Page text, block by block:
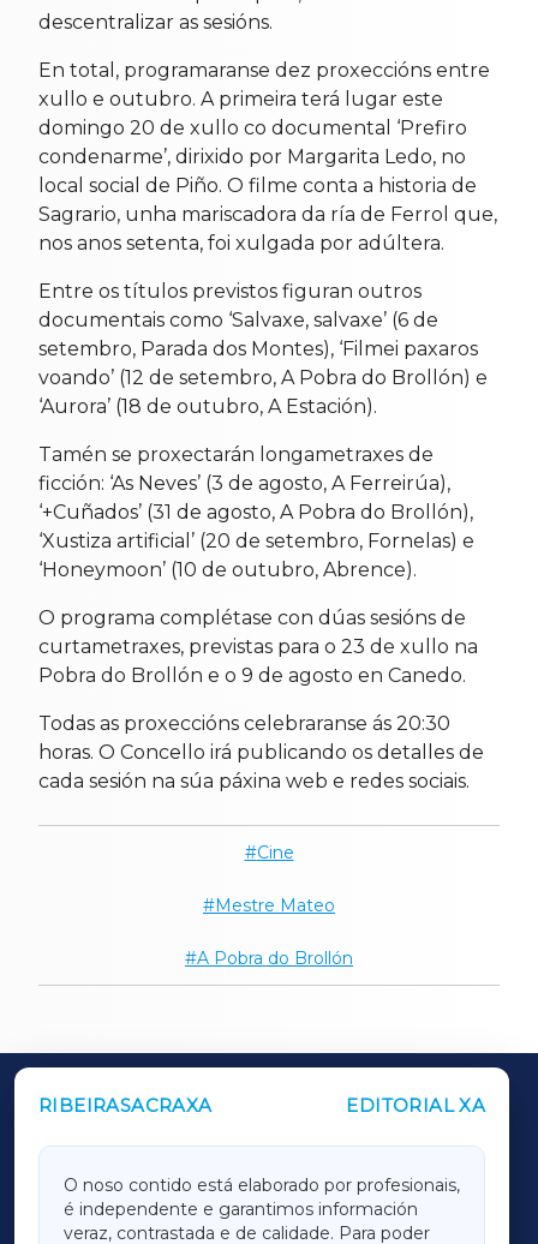
descentralizar as sesións.
En total, programaranse dez proxeccións entre
xullo e outubro. A primeira terá lugar este
domingo 20 de xullo co documental ‘Prefiro
condenarme’, dirixido por Margarita Ledo, no
local social de Piño. O filme conta a historia de
Sagrario, unha mariscadora da ría de Ferrol que,
nos anos setenta, foi xulgada por adúltera.
Entre os títulos previstos figuran outros
documentais como ‘Salvaxe, salvaxe’ (6 de
setembro, Parada dos Montes), ‘Filmei paxaros
voando’ (12 de setembro, A Pobra do Brollón) e
‘Aurora’ (18 de outubro, A Estación).
Tamén se proxectarán longametraxes de
ficción: ‘As Neves’ (3 de agosto, A Ferreirúa),
‘+Cuñados’ (31 de agosto, A Pobra do Brollón),
‘Xustiza artificial’ (20 de setembro, Fornelas) e
‘Honeymoon’ (10 de outubro, Abrence).
O programa complétase con dúas sesións de
curtametraxes, previstas para o 23 de xullo na
Pobra do Brollón e o 9 de agosto en Canedo.
Todas as proxeccións celebraranse ás 20:30
horas. O Concello irá publicando os detalles de
cada sesión na súa páxina web e redes sociais.
Cine
Mestre Mateo
A Pobra do Brollón
RIBEIRASACRAXA EDITORIAL XA
O noso contido está elaborado por profesionais,
é independente e garantimos información
veraz, contrastada e de calidade. Para poder
OUTROS PERIÓDICOS
LUGOXA